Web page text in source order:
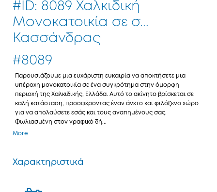
#ID: 8089 Χαλκιδική
Μονοκατοικία σε σ...
Κασσάνδρας
#8089
Παρουσιάζουμε μια ευχάριστη ευκαιρία να αποκτήσετε μια
υπέροχη μονοκατοικία σε ένα συγκρότημα στην όμορφη
περιοχή της Χαλκιδικής, Ελλάδα. Αυτό το ακίνητο βρίσκεται σε
καλή κατάσταση, προσφέροντας έναν άνετο και φιλόξενο χώρο
για να απολαύσετε εσάς και τους αγαπημένους σας.
Φωλιασμένη στον γραφικό δή...
More
Χαρακτηριστικά